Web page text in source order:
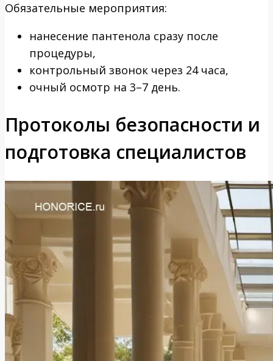
Обязательные мероприятия:
нанесение пантенола сразу после
процедуры,
контрольный звонок через 24 часа,
очный осмотр на 3–7 день.
Протоколы безопасности и
подготовка специалистов